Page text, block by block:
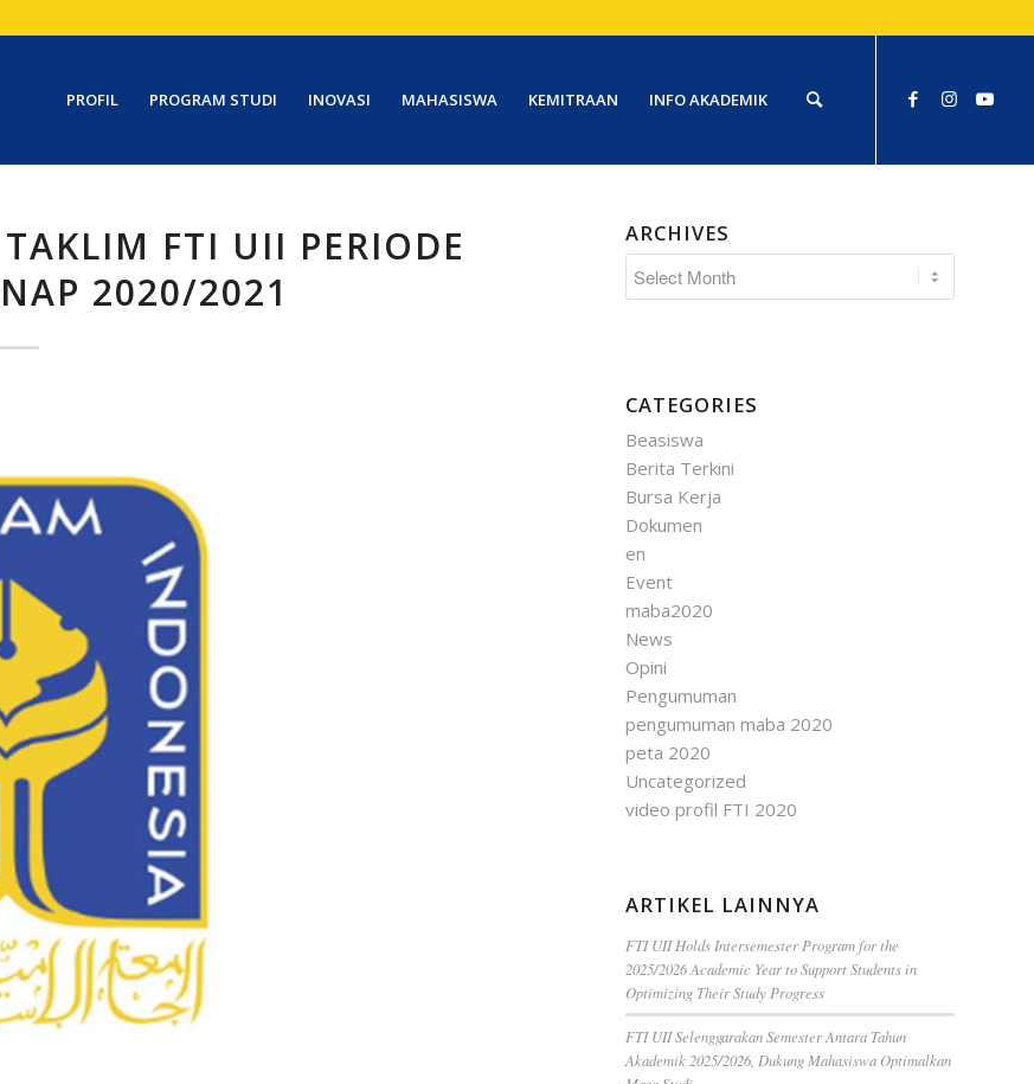
PROFIL PROGRAM STUDI INOVASI MAHASISWA KEMITRAAN INFO AKADEMIK
FTI UII PERIODE
2020/2021
ARCHIVES
CATEGORIES
Beasiswa
Berita Terkini
Bursa Kerja
Dokumen
en
Event
maba2020
News
Opini
Pengumuman
pengumuman maba 2020
peta 2020
Uncategorized
video profil FTI 2020
ARTIKEL LAINNYA
FTI UII Holds Intersemester Program for the
2025/2026 Academic Year to Support Students in
Optimizing Their Study Progress
FTI UII Selenggarakan Semester Antara Tahun
Akademik 2025/2026, Dukung Mahasiswa Optimalkan